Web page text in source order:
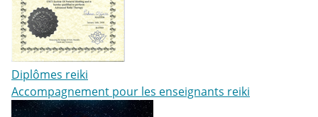
Diplômes reiki
Accompagnement pour les enseignants reiki